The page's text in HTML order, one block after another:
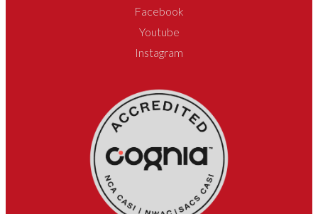
Facebook
Youtube
Instagram